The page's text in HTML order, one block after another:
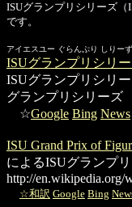
ISUグランプリシリーズ（
です。
アイエスユー ぐらんぷり しりー
ISUグランプリシリー
ISUグランプリシリー
グランプリシリーズ
☆Google Bing News
ISU Grand Prix of
によるISUグランプ
http://en.wikipedia.org/
☆和訳 Google Bing